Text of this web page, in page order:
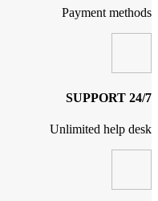
Payment methods
24/7 SUPPORT
Unlimited help desk